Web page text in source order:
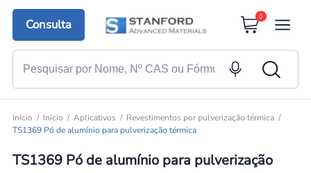
Consulta
0
Início Início Aplicativos
Revestimentos por pulverização térmica
TS1369 Pó de alumínio para pulverização térmica
TS1369 Pó de alumínio para pulverização